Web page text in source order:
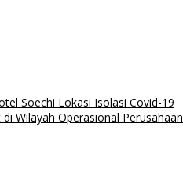
Soechi Lokasi Isolasi Covid-19
Wilayah Operasional Perusahaan